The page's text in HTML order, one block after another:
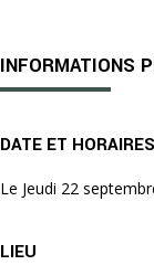
INFORMATIONS
DATE ET HORAIRES
Le Jeudi 22
LIEU